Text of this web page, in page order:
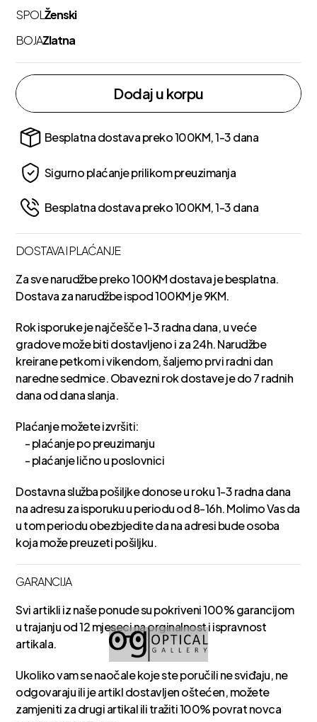
SPOLŽenski
BOJAZlatna
Dodaj u korpu
Besplatna dostava preko 100KM, 1-3 dana
Sigurno plaćanje prilikom preuzimanja
Besplatna dostava preko 100KM, 1-3 dana
DOSTAVA I PLAĆANJE
Za sve narudžbe preko 100KM dostava je besplatna.
Dostava za narudžbe ispod 100KM je 9KM.
Rok isporuke je najčešče 1-3 radna dana, u veće
gradove može biti dostavljeno i za 24h. Narudžbe
kreirane petkom i vikendom, šaljemo prvi radni dan
naredne sedmice. Obavezni rok dostave je do 7 radnih
dana od dana slanja.
Plaćanje možete izvršiti:
- plaćanje po preuzimanju
- plaćanje lično u poslovnici
Dostavna služba pošiljke donose u roku 1-3 radna dana
na adresu za isporuku u periodu od 8-16h. Molimo Vas da
u tom periodu obezbjedite da na adresi bude osoba
koja može preuzeti pošiljku.
GARANCIJA
Svi artikli iz naše ponude su pokriveni 100% garancijom
u trajanju od 12 mjeseci na orginalnost i ispravnost
artikala.
Ukoliko vam se naočale koje ste poručili ne sviđaju, ne
odgovaraju ili je artikl dostavljen oštećen, možete
zamjeniti za drugi artikal ili tražiti 100% povrat novca